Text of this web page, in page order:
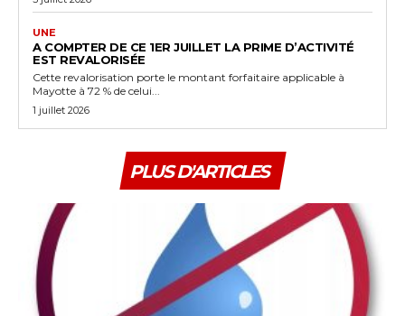
UNE
A COMPTER DE CE 1ER JUILLET LA PRIME D’ACTIVITÉ
EST REVALORISÉE
Cette revalorisation porte le montant forfaitaire applicable à
Mayotte à 72 % de celui...
1 juillet 2026
PLUS D'ARTICLES